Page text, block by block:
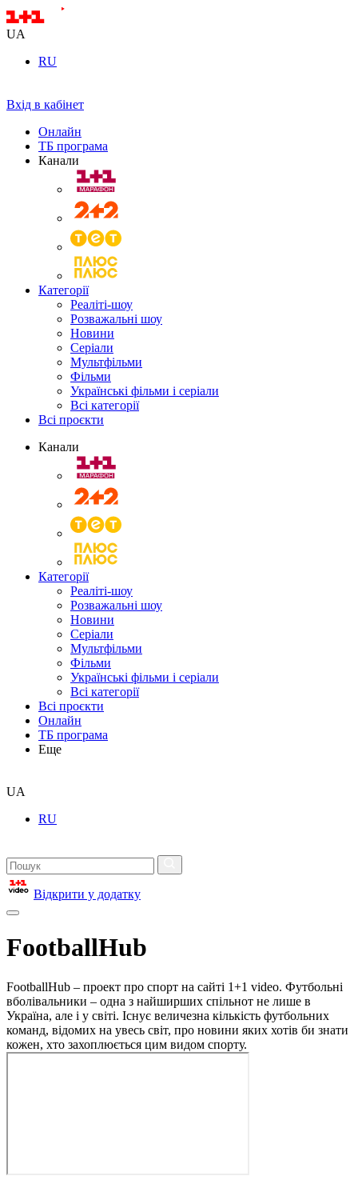
UA
RU
Вхід в кабінет
Онлайн
ТБ програма
Канали
Категорії
Реаліті-шоу
Розважальні шоу
Новини
Серіали
Мультфільми
Фільми
Українські фільми і серіали
Всі категорії
Всі проєкти
Канали
Категорії
Реаліті-шоу
Розважальні шоу
Новини
Серіали
Мультфільми
Фільми
Українські фільми і серіали
Всі категорії
Всі проєкти
Онлайн
ТБ програма
Еще
UA
RU
Відкрити у додатку
FootballHub
FootballHub – проект про спорт на сайті 1+1 video. Футбольні
вболівальники – одна з найширших спільнот не лише в
Україна, але і у світі. Існує величезна кількість футбольних
команд, відомих на увесь світ, про новини яких хотів би знати
кожен, хто захоплюється цим видом спорту.